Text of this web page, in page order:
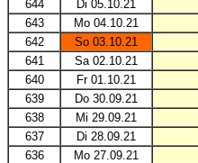
644 Di 05.10.21
643
Mo 04.10.21
642
So 03.10.21
641
Sa 02.10.21
640
Fr 01.10.21
639
Do 30.09.21
638
Mi 29.09.21
637
Di 28.09.21
636
Mo 27.09.21